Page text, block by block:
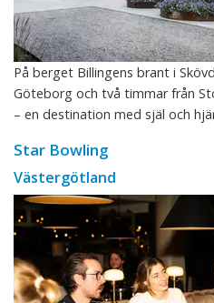
På berget Billingens brant i
Göteborg och två timmar från
– en destination med själ och
Star Bowling
Västergötland